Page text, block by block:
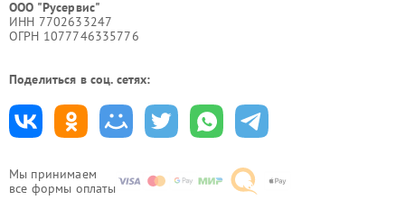
Мы принимаем
все формы оплаты
ООО "Русервис"
ИНН 7702633247
ОГРН 1077746335776
Поделиться в соц. сетях: